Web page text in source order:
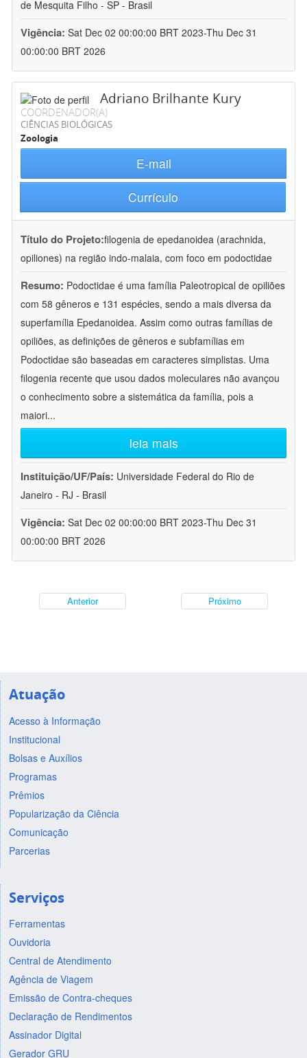
de Mesquita Filho - SP - Brasil
Vigência: Sat Dec 02 00:00:00 BRT 2023-Thu Dec 31
00:00:00 BRT 2026
Adriano Brilhante Kury
COORDENADOR(A)
CIÊNCIAS BIOLÓGICAS
Zoologia
E-mail
Currículo
Título do Projeto:filogenia de epedanoidea (arachnida,
opiliones) na região indo-malaia, com foco em podoctidae
Resumo: Podoctidae é uma família Paleotropical de opiliões
com 58 gêneros e 131 espécies, sendo a mais diversa da
superfamília Epedanoidea. Assim como outras famílias de
opiliões, as definições de gêneros e subfamílias em
Podoctidae são baseadas em caracteres simplistas. Uma
filogenia recente que usou dados moleculares não avançou
o conhecimento sobre a sistemática da família, pois a
maiori...
leia mais
Instituição/UF/País: Universidade Federal do Rio de
Janeiro - RJ - Brasil
Vigência: Sat Dec 02 00:00:00 BRT 2023-Thu Dec 31
00:00:00 BRT 2026
Anterior Próximo
Atuação
Acesso à Informação
Institucional
Bolsas e Auxílios
Programas
Prêmios
Popularização da Ciência
Comunicação
Parcerias
Serviços
Ferramentas
Ouvidoria
Central de Atendimento
Agência de Viagem
Emissão de Contra-cheques
Declaração de Rendimentos
Assinador Digital
Gerador GRU